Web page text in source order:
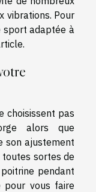
vibrations. Pour
sport adaptée à
choisissent pas
alors que
son ajustement
toutes sortes de
pendant
vous faire